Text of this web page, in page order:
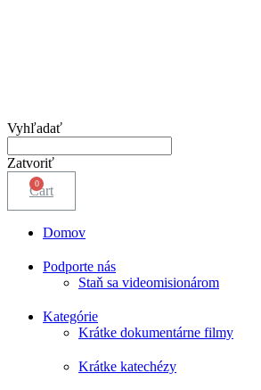
Vyhľadať
Zatvoriť
Cart
Domov
Podporte nás
Staň sa videomisionárom
Kategórie
Krátke dokumentárne filmy
Krátke katechézy